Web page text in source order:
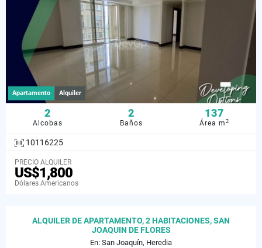
Apartamento Alquiler
2
Alcobas
2
Baños
137
Área m2
10116225
PRECIO ALQUILER
US$1,800
Dólares Americanos
ALQUILER DE APARTAMENTO, 2 HABITACIONES, SAN
JOAQUIN DE FLORES
En: San Joaquín, Heredia